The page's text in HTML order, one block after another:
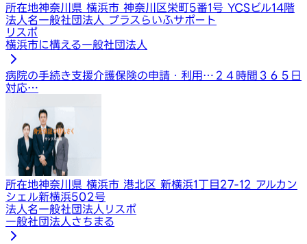
所在地神奈川県 横浜市 神奈川区栄町5番1号 YCSビル14階
法人名一般社団法人 プラスらいふサポート
リスポ
横浜市に構える一般社団法人
病院の手続き支援介護保険の申請・利用… ２４時間３６５日
対応…
所在地神奈川県 横浜市 港北区 新横浜1丁目27-12 アルカン
シェル新横浜502号
法人名一般社団法人リスポ
一般社団法人さちまる